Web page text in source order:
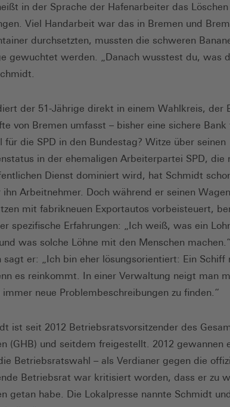
in der Sprache der Hafenarbeiter das
Viel Handarbeit war das in Bremen und
durchsetzten, mussten die schweren
gewuchtet werden. „Danach wusstest du, was
der 51-­Jährige direkt in einem Wahlkreis, der
von Bremen umfasst – bisher eine sichere Bank
die SPD in den Bundestag? Witze über seinen
in der ehemaligen Arbeiterpartei SPD, die
Dienst dominiert wird, hat Schmidt
Arbeitnehmer. Doch während er seinen
mit fabrikneuen Exportautos vorbeisteuert,
spezifische Erfahrungen: „Ich weiß, was ein
was solche Löhne mit den Menschen
sagt er: „Ich bin eher lösungsorientiert: Ein Schiff
es reinkommt. In einer Verwaltung neigt man
neue Problembeschreibungen zu finden.“
ist seit 2012 Betriebsratsvorsitzender des
(GHB) und seitdem freigestellt. 2012 gewannen
Betriebsratswahl – als Verdianer gegen die
Betriebsrat war kriti­siert worden, dass er zu
getan habe. Die Lokalpresse nannte Schmidt